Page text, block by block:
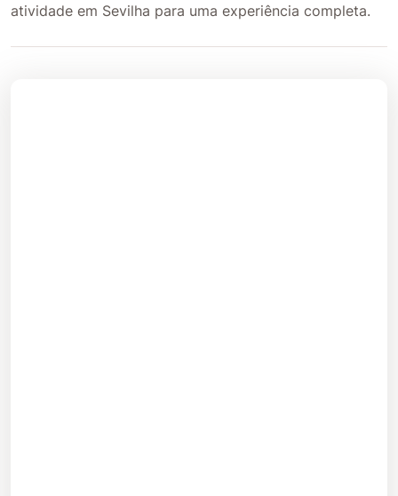
atividade em Sevilha para uma experiência completa.